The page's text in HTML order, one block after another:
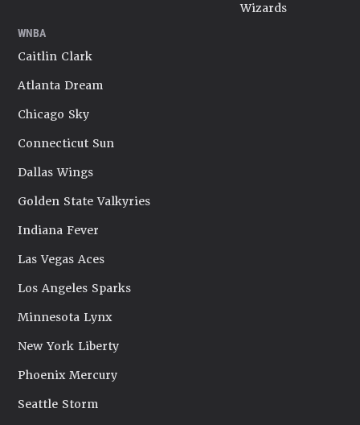
Wizards
WNBA
Caitlin Clark
Atlanta Dream
Chicago Sky
Connecticut Sun
Dallas Wings
Golden State Valkyries
Indiana Fever
Las Vegas Aces
Los Angeles Sparks
Minnesota Lynx
New York Liberty
Phoenix Mercury
Seattle Storm